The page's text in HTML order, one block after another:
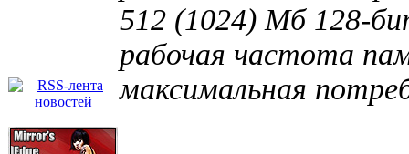
512 (1024) Мб 128-
рабочая частота
максимальная